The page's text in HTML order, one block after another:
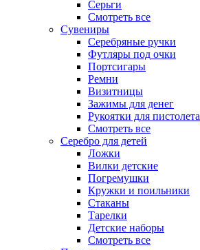
Серьги
Смотреть все
Сувениры
Серебряные ручки
Футляры под очки
Портсигары
Ремни
Визитницы
Зажимы для денег
Рукоятки для пистолета
Смотреть все
Серебро для детей
Ложки
Вилки детские
Погремушки
Кружки и поильники
Стаканы
Тарелки
Детские наборы
Смотреть все